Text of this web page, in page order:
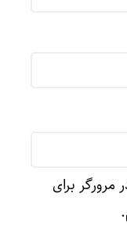
مرورگر برای